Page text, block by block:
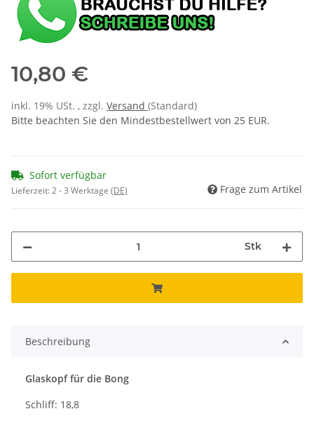
10,80 €
inkl. 19% USt. , zzgl. Versand (Standard)
Bitte beachten Sie den Mindestbestellwert von 25 EUR.
Sofort verfügbar
Lieferzeit:2 - 3 Werktage (DE) Frage zum Artikel
Stk
Beschreibung
Glaskopf für die Bong
Schliff: 18,8